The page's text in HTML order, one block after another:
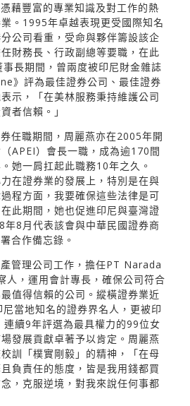
藉豐富的專業知識及對工作的熱
。1995年卓越表現更受國際知名
公司看重，受命與夥伴籌設該企
財務長、行政副總等要職，在此
長期間，曾兩度被印尼財金雜誌
》評為最佳證券公司、最佳證券
示，「在美林服務秉持維護公司
者信賴。」
任職期間，周麗燕亦在2005年開
APEI）會長一職，成為逾170間
她一肩扛起此職務10年之久。
力在證券業的發展上，特別是在與
程方面，我要確保這些法律是可
此期間，她也促進印尼與臺灣證
8月代表該會與中華民國證券商
合作備忘錄。
管理公司工作，擔任PT Narada
，運用會計專長，確保公司符合
值得信賴的公司。縱橫證券業近
當地知名的證券界名人，更被印
續9年評選為最具權力的99位女
發展貢獻卓著予以肯定。周麗燕
訓「樸實剛毅」的精神，「在母
負責任的態度，皆是我用錢都買
，克服逆境，對我來說任何事都